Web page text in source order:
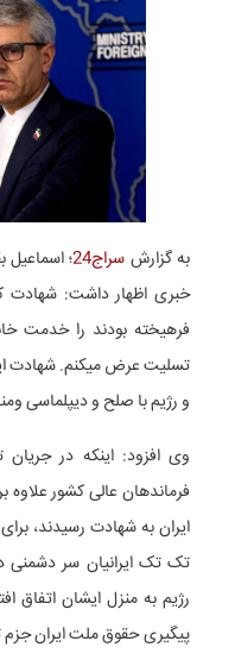
به گزارش سراج24
؛
خبری اظهار داشت: شهادت
فرهیخته بودند را خدمت
تسلیت عرض میکنم. شهادت
و رژیم با صلح و دیپلماسی
وی افزود: اینکه در جریان
فرماندهان عالی کشور علاوه
ایران به شهادت رسیدند،
تک تک ایرانیان سر دشمنی
رژیم به منزل ایشان اتفاق
پیگیری حقوق ملت ایران جزم